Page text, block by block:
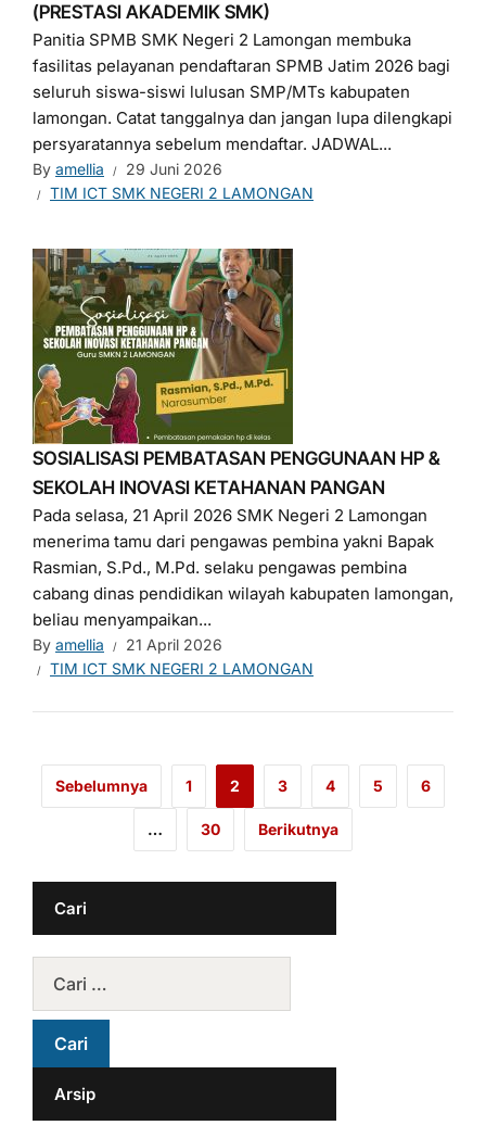
(PRESTASI AKADEMIK SMK)
Panitia SPMB SMK Negeri 2 Lamongan membuka
fasilitas pelayanan pendaftaran SPMB Jatim 2026 bagi
seluruh siswa-siswi lulusan SMP/MTs kabupaten
lamongan. Catat tanggalnya dan jangan lupa dilengkapi
persyaratannya sebelum mendaftar. JADWAL...
By amellia
29 Juni 2026
TIM ICT SMK NEGERI 2 LAMONGAN
SOSIALISASI PEMBATASAN PENGGUNAAN HP &
SEKOLAH INOVASI KETAHANAN PANGAN
Pada selasa, 21 April 2026 SMK Negeri 2 Lamongan
menerima tamu dari pengawas pembina yakni Bapak
Rasmian, S.Pd., M.Pd. selaku pengawas pembina
cabang dinas pendidikan wilayah kabupaten lamongan,
beliau menyampaikan...
By amellia
21 April 2026
TIM ICT SMK NEGERI 2 LAMONGAN
Sebelumnya 1 2 3 4 5 6
… 30 Berikutnya
Cari
Arsip